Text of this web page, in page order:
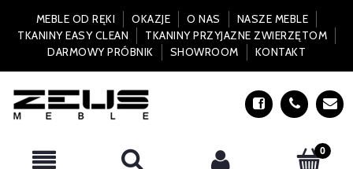
MEBLE OD RĘKI OKAZJE O NAS
NASZE MEBLE
TKANINY EASY CLEAN
TKANINY PRZYJAZNE ZWIERZĘTOM
DARMOWY PRÓBNIK
SHOWROOM KONTAKT